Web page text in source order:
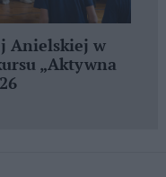
Anielskiej w
„Aktywna